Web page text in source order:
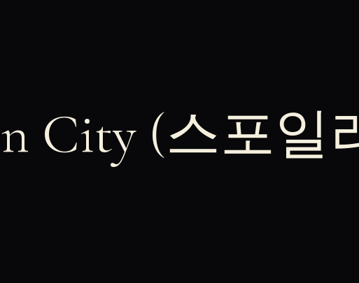
City (스포일